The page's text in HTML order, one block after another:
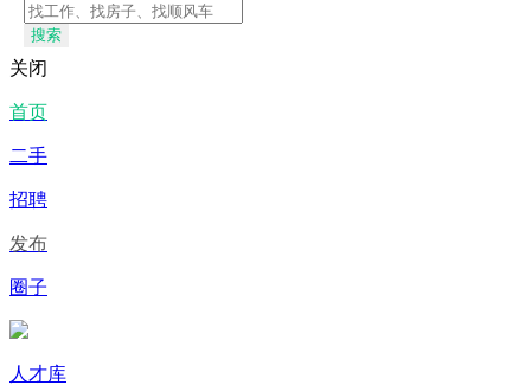
搜索
关闭
首页
二手
招聘
发布
圈子
人才库